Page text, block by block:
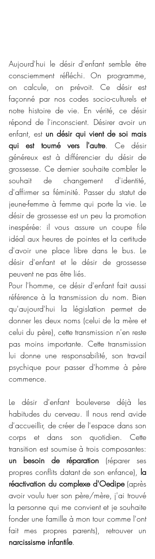
Aujourd'hui le désir d'enfant semble être
consciemment réfléchi. On programme,
on calcule, on prévoit. Ce désir est
façonné par nos codes socio-culturels et
notre histoire de vie. En vérité, ce désir
répond de l'inconscient. Désirer avoir un
enfant, est un désir qui vient de soi mais
qui est tourné vers l'autre. Ce désir
généreux est à différencier du désir de
grossesse. Ce dernier souhaite combler le
souhait de changement d'identité,
d'affirmer sa féminité. Passer du statut de
jeune-femme à femme qui porte la vie. Le
désir de grossesse est un peu la promotion
inespérée: il vous assure un coupe file
idéal aux heures de pointes et la certitude
d'avoir une place libre dans le bus. Le
désir d'enfant et le désir de grossesse
peuvent ne pas être liés.
Pour l'homme, ce désir d'enfant fait aussi
référence à la transmission du nom. Bien
qu'aujourd'hui la législation permet de
donner les deux noms (celui de la mère et
celui du père), cette transmission n'en reste
pas moins importante. Cette transmission
lui donne une responsabilité, son travail
psychique pour passer d'homme à père
commence.
Le désir d'enfant bouleverse déjà les
habitudes du cerveau. Il nous rend avide
d'accueillir, de créer de l'espace dans son
corps et dans son quotidien. Cette
un besoin de réparation (réparer ses
propres conflits datant de son enfance), la
réactivation du complexe d'Oedipe (après
avoir voulu tuer son père/mère, j'ai trouvé
la personne qui me convient et je souhaite
fonder une famille à mon tour comme l'ont
narcissisme infantile.